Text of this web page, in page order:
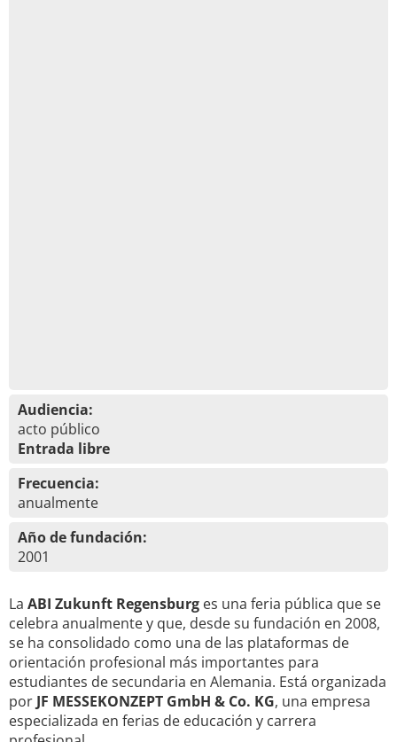
Audiencia:
acto público
Entrada libre
Frecuencia:
anualmente
Año de fundación:
2001
La ABI Zukunft Regensburg es una feria pública que se
celebra anualmente y que, desde su fundación en 2008,
se ha consolidado como una de las plataformas de
orientación profesional más importantes para
estudiantes de secundaria en Alemania. Está organizada
por JF MESSEKONZEPT GmbH & Co. KG, una empresa
especializada en ferias de educación y carrera